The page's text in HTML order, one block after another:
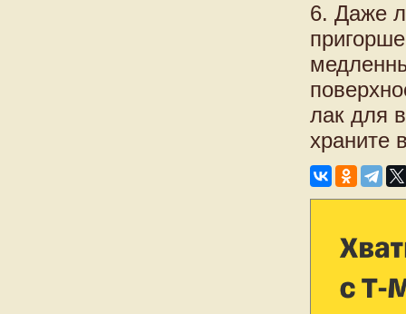
6. Даже
лак для
храните